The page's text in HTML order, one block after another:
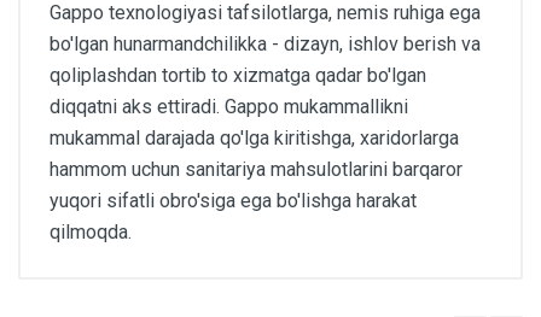
Gappo texnologiyasi tafsilotlarga, nemis ruhiga ega
bo'lgan hunarmandchilikka - dizayn, ishlov berish va
qoliplashdan tortib to xizmatga qadar bo'lgan
diqqatni aks ettiradi. Gappo mukammallikni
mukammal darajada qo'lga kiritishga, xaridorlarga
hammom uchun sanitariya mahsulotlarini barqaror
yuqori sifatli obro'siga ega bo'lishga harakat
qilmoqda.